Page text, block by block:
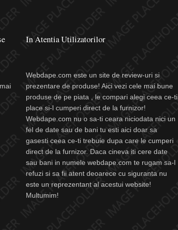
In Atentia Utilizatorilor
Webdape.com este un site de review-uri si
prezentare de produse! Aici vezi cele mai bune
produse de pe piata , le compari alegi ceea ce-ti
place si-l cumperi direct de la furnizor!
Webdape.com nu o sa-ti ceara niciodata nici un
fel de date sau de bani tu esti aici doar sa
gasesti ceea ce-ti trebuie dupa care le cumperi
direct de la furnizor. Daca cineva iti cere date
sau bani in numele webdape.com te rugam sa-l
refuzi si sa fii atent deoarece cu siguranta nu
este un reprezentant al acestui website!
Multumim!